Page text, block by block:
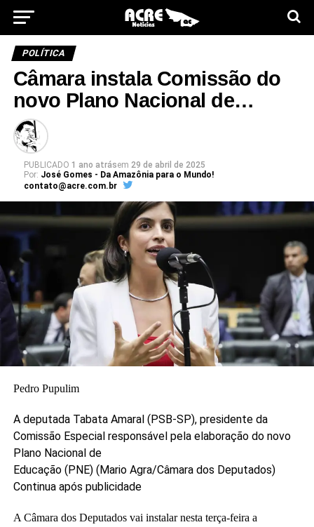
POLÍTICA
Câmara instala Comissão do
novo Plano Nacional de…
PUBLICADO 1 ano atrásem 29 de abril de 2025
Por: José Gomes - Da Amazônia para o Mundo!
contato@acre.com.br
Pedro Pupulim
A deputada Tabata Amaral (PSB-SP), presidente da
Comissão Especial responsável pela elaboração do novo
Plano Nacional de
Educação (PNE) (Mario Agra/Câmara dos Deputados)
Continua após publicidade
A Câmara dos Deputados vai instalar nesta terça-feira a